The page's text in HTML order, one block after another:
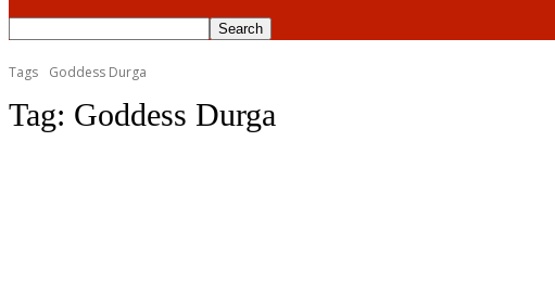
Tags Goddess Durga
Tag: Goddess Durga